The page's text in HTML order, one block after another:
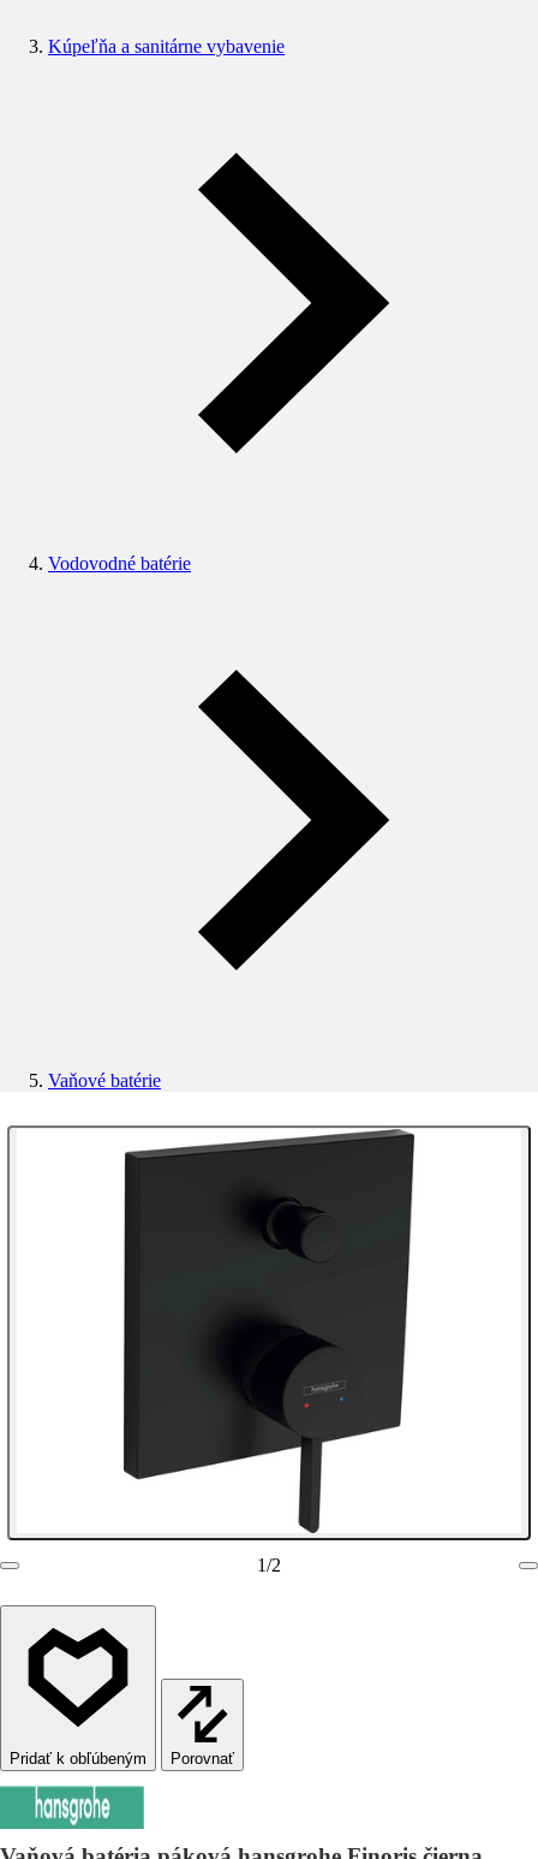
Kúpeľňa a sanitárne vybavenie
Vodovodné batérie
Vaňové batérie
1/2
Porovnať